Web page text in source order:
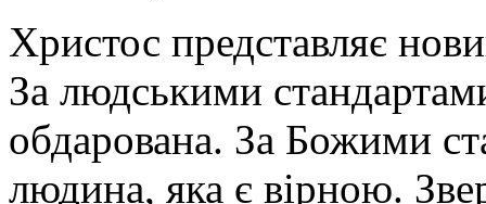
Христос представляє
За людськими
обдарована. За Божими
людина, яка є вірною.